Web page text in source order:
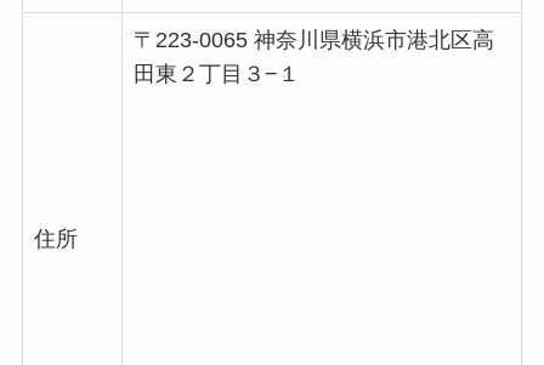
住所
〒223-0065 神奈川県横浜市港北区高
田東２丁目３−１